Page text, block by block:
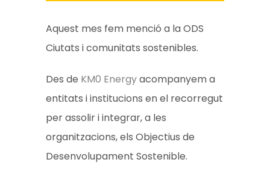
Aquest mes fem menció a la ODS
Ciutats i comunitats sostenibles.
Des de KM0 Energyacompanyem a
entitats i institucions en el recorregut
per assolir i integrar, a les
organitzacions, els Objectius de
Desenvolupament Sostenible.